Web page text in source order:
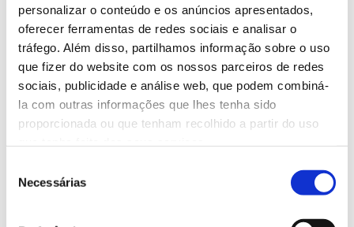
personalizar o conteúdo e os anúncios apresentados,
oferecer ferramentas de redes sociais e analisar o
tráfego. Além disso, partilhamos informação sobre o uso
que fizer do website com os nossos parceiros de redes
sociais, publicidade e análise web, que podem combiná-
la com outras informações que lhes tenha sido
proporcionada ou que tenham recolhido a partir do uso
Necessárias
Clientes de destaque